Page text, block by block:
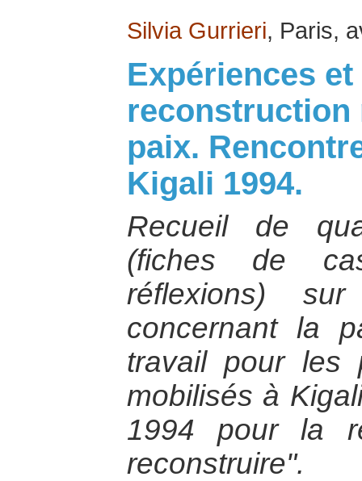
Silvia Gurrieri, Paris,
Expériences
reconstruction
paix.
Kigali 1994.
Recueil de
(fiches de
réflexions)
concernant la
travail pour les
mobilisés à
1994 pour la
reconstruire".